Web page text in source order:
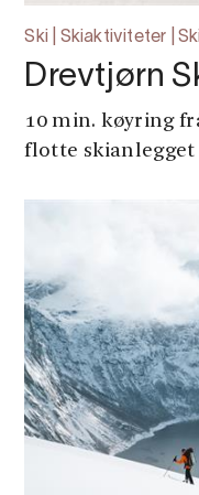
Ski | Skiaktiviteter |
Drevtjørn
10 min. køyring
flotte